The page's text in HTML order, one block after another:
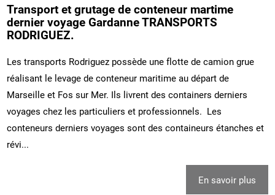
Transport et grutage de conteneur martime
dernier voyage Gardanne TRANSPORTS
RODRIGUEZ.
Les transports Rodriguez possède une flotte de camion grue
réalisant le levage de conteneur maritime au départ de
Marseille et Fos sur Mer. Ils livrent des containers derniers
voyages chez les particuliers et professionnels. Les
conteneurs derniers voyages sont des containeurs étanches et
révi...
En savoir plus